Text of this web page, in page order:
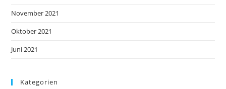
November 2021
Oktober 2021
Juni 2021
Kategorien